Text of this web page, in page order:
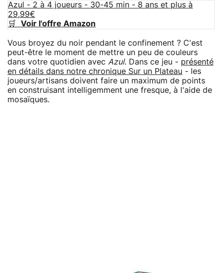
Azul - 2 à 4 joueurs - 30-45 min - 8 ans et plus à
29,99€
🛒 Voir l'offre Amazon
Vous broyez du noir pendant le confinement ? C'est
peut-être le moment de mettre un peu de couleurs
dans votre quotidien avec Azul. Dans ce jeu - présenté
en détails dans notre chronique Sur un Plateau - les
joueurs/artisans doivent faire un maximum de points
en construisant intelligemment une fresque, à l'aide de
mosaïques.